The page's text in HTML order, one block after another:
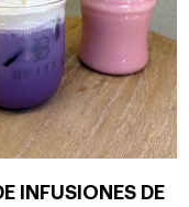
INFUSIONES DE